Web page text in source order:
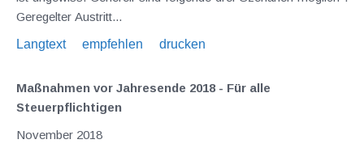
Geregelter Austritt...
Langtext
empfehlen drucken
Maßnahmen vor Jahresende 2018 - Für alle
Steuerpflichtigen
November 2018